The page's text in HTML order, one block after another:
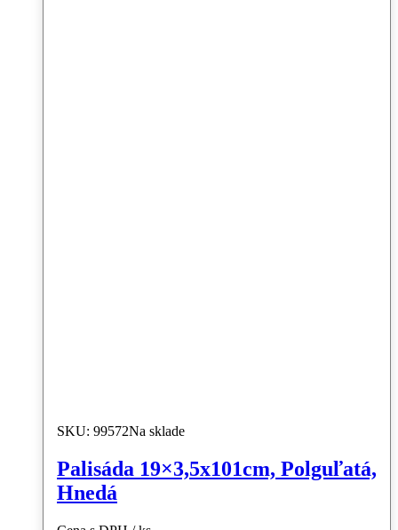
SKU: 99572Na sklade
Palisáda 19×3,5x101cm, Polguľatá,
Hnedá